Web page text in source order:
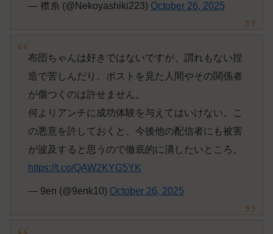
— 襟糸 (@Nekoyashiki223) October 26, 2025
布団ちゃんは好きではないですが、謂れもない捏
造で苦しんだり、ポストを見た人間やその関係者
が傷つくのは許せません。
何よりアンチに成功体験を与えてはいけない。こ
の悪意を許しておくと、今後他の配信者にも被害
が波及すると思うので徹底的に潰したいところ。
https://t.co/QAW2KYG5YK
— 9en (@9enk10) October 26, 2025